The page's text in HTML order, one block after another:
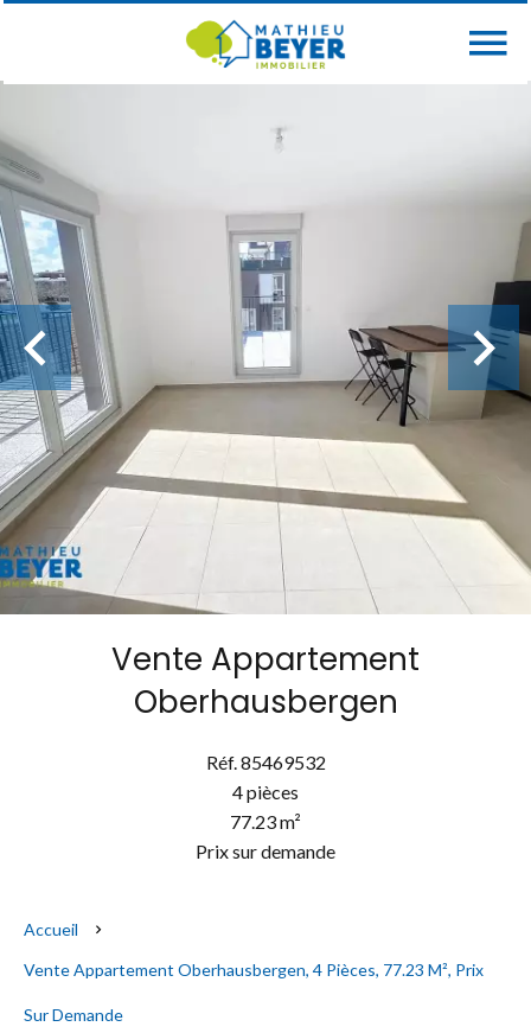
Vente Appartement
Oberhausbergen
Réf. 85469532
4 pièces
77.23 m²
Prix sur demande
Accueil
Vente Appartement Oberhausbergen, 4 Pièces, 77.23 M², Prix
Sur Demande